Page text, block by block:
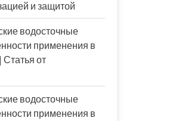
и защитой
водосточные
применения в
Статья от
водосточные
применения в